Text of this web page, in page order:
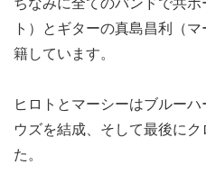
ト）とギターの真島昌利（
籍しています。
ヒロトとマーシーはブルー
ウズを結成、そして最後に
た。